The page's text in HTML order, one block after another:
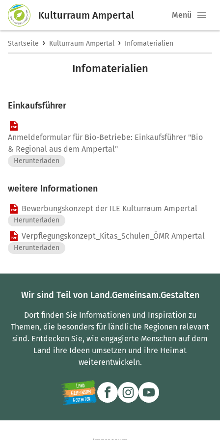
Kulturraum Ampertal Menü
Startseite › Kulturraum Ampertal › Infomaterialien
Infomaterialien
Einkaufsführer
Anmeldeformular für Bio-Betriebe: Einkaufsführer "Bio
& Regional aus dem Ampertal"
Herunterladen
weitere Informationen
Bewerbungskonzept der ILE Kulturraum Ampertal
Herunterladen
Verpflegungskonzept_Kitas_Schulen_ÖMR Ampertal
Herunterladen
Wir sind Teil von Land.Gemeinsam.Gestalten
Dort finden Sie Informationen und Inspiration zu
Themen, die besonders für ländliche Regionen relevant
sind. Entdecken Sie, wie engagierte Menschen auf dem
Land ihre Ideen umsetzen und ihre Heimat
weiterentwickeln.